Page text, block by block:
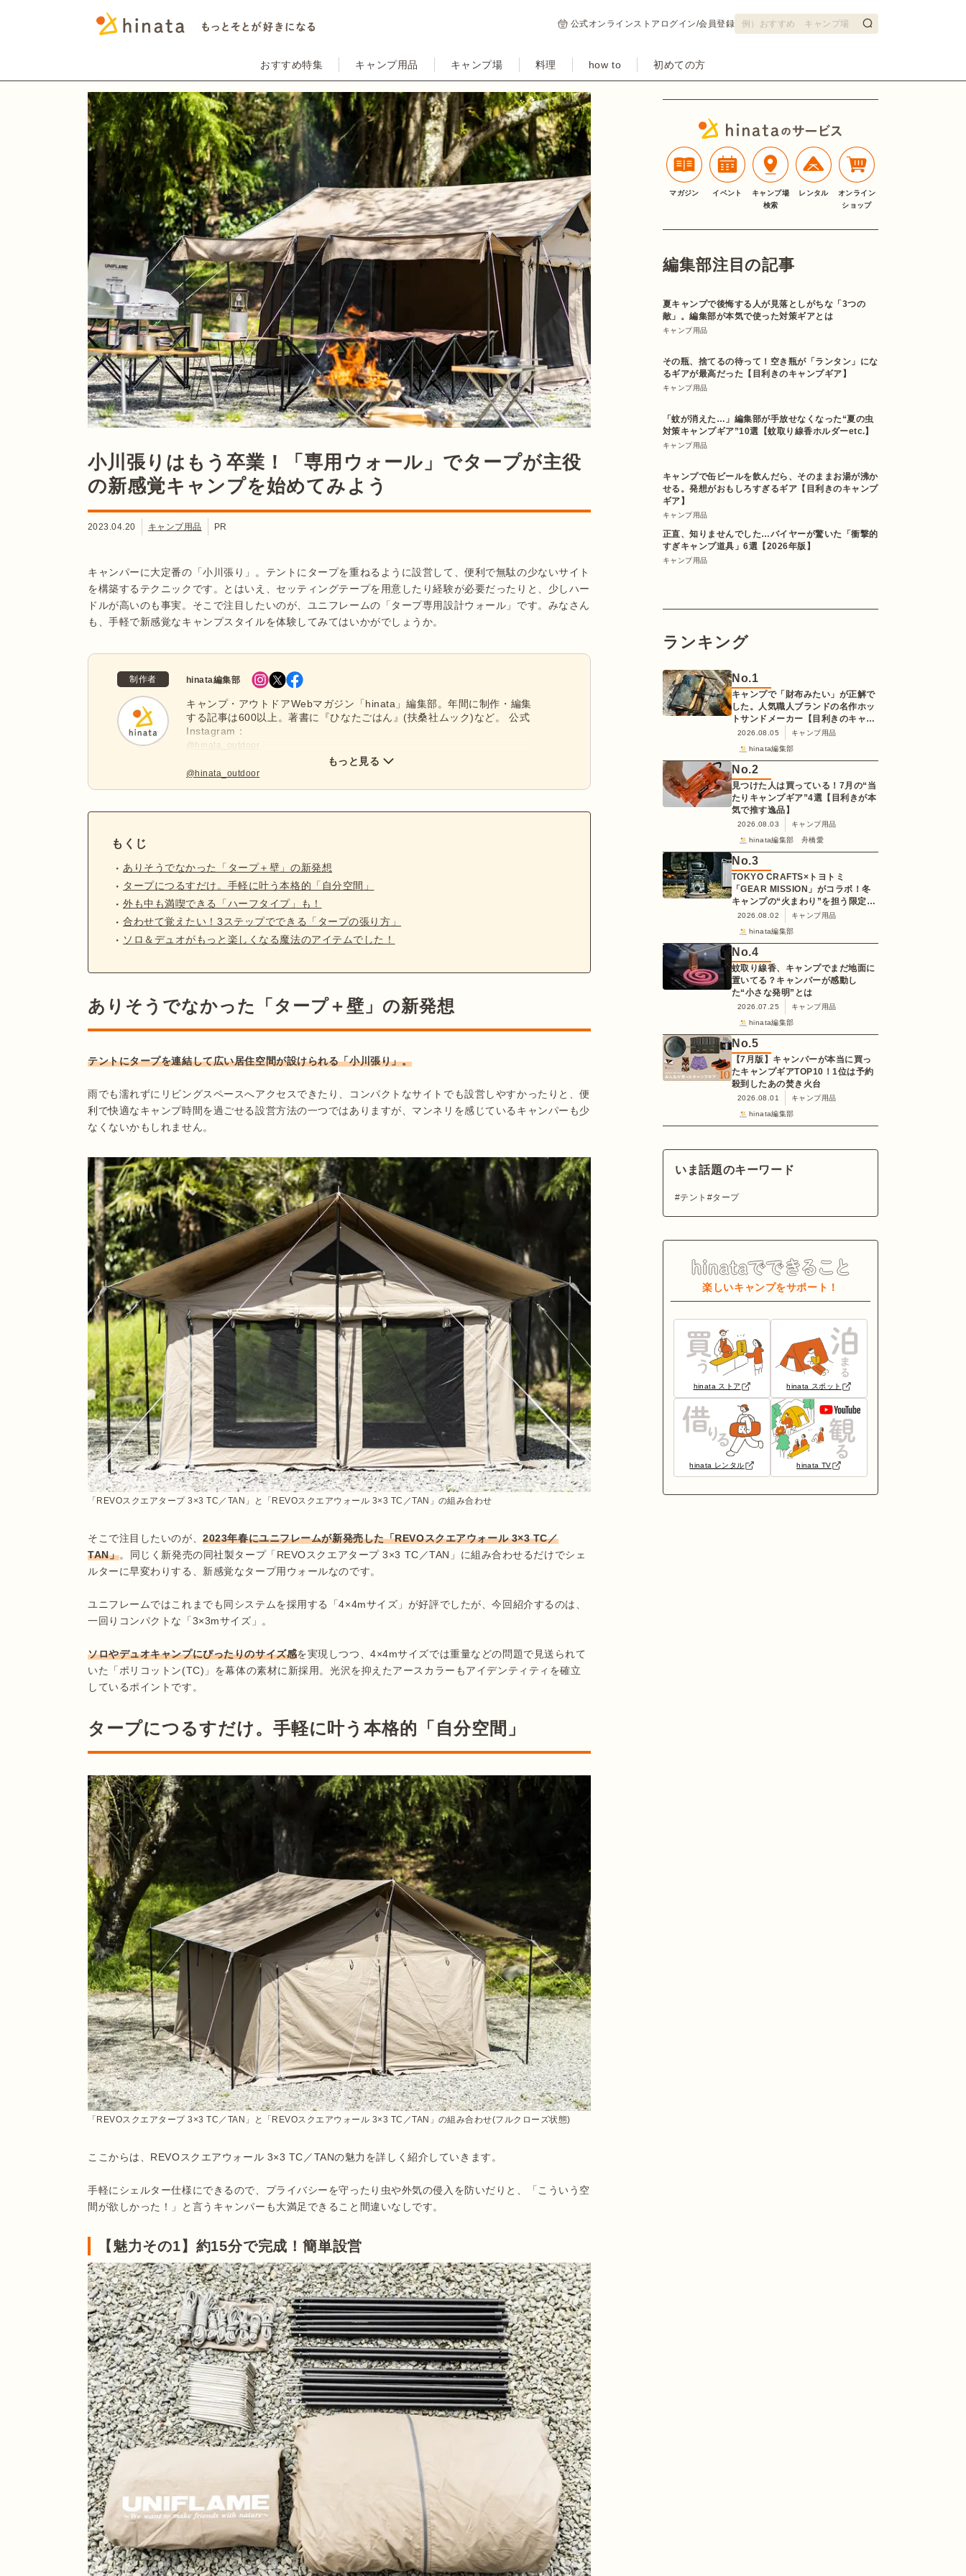
公式オンラインストア ログイン/会員登録
おすすめ特集 キャンプ用品 キャンプ場 料理 how to 初めての方
小川張りはもう卒業！「専用ウォール」でタープが主役
の新感覚キャンプを始めてみよう
2023.04.20 キャンプ用品 PR
キャンパーに大定番の「小川張り」。テントにタープを重ねるように設営して、便利で無駄の少ないサイト
を構築するテクニックです。とはいえ、セッティングテープを用意したり経験が必要だったりと、少しハー
ドルが高いのも事実。そこで注目したいのが、ユニフレームの「タープ専用設計ウォール」です。みなさん
も、手軽で新感覚なキャンプスタイルを体験してみてはいかがでしょうか。
制作者 hinata編集部
キャンプ・アウトドアWebマガジン「hinata」編集部。年間に制作・編集
する記事は600以上。著書に『ひなたごはん』(扶桑社ムック)など。 公式
Instagram：
@hinata_outdoor
@hinata_outdoor
もっと見る
もくじ
ありそうでなかった「タープ＋壁」の新発想
タープにつるすだけ。手軽に叶う本格的「自分空間」
外も中も満喫できる「ハーフタイプ」も！
合わせて覚えたい！3ステップでできる「タープの張り方」
ソロ＆デュオがもっと楽しくなる魔法のアイテムでした！
ありそうでなかった「タープ＋壁」の新発想
テントにタープを連結して広い居住空間が設けられる「小川張り」。
雨でも濡れずにリビングスペースへアクセスできたり、コンパクトなサイトでも設営しやすかったりと、便
利で快適なキャンプ時間を過ごせる設営方法の一つではありますが、マンネリを感じているキャンパーも少
「REVOスクエアタープ 3×3 TC／TAN」と「REVOスクエアウォール 3×3 TC／TAN」の組み合わせ
そこで注目したいのが、2023年春にユニフレームが新発売した「REVOスクエアウォール 3×3 TC／
TAN」。同じく新発売の同社製タープ「REVOスクエアタープ 3×3 TC／TAN」に組み合わせるだけでシェ
ルターに早変わりする、新感覚なタープ用ウォールなのです。
ユニフレームではこれまでも同システムを採用する「4×4mサイズ」が好評でしたが、今回紹介するのは、
一回りコンパクトな「3×3mサイズ」。
ソロやデュオキャンプにぴったりのサイズ感を実現しつつ、4×4mサイズでは重量などの問題で見送られて
いた「ポリコットン(TC)」を幕体の素材に新採用。光沢を抑えたアースカラーもアイデンティティを確立
タープにつるすだけ。手軽に叶う本格的「自分空間」
「REVOスクエアタープ 3×3 TC／TAN」と「REVOスクエアウォール 3×3 TC／TAN」の組み合わせ(フルクローズ状態)
ここからは、REVOスクエアウォール 3×3 TC／TANの魅力を詳しく紹介していきます。
手軽にシェルター仕様にできるので、プライバシーを守ったり虫や外気の侵入を防いだりと、「こういう空
間が欲しかった！」と言うキャンパーも大満足できること間違いなしです。
【魅力その1】約15分で完成！簡単設営
マガジン イベント
キャンプ場
検索
レンタル
オンライン
ショップ
編集部注目の記事
夏キャンプで後悔する人が見落としがちな「3つの
敵」。編集部が本気で使った対策ギアとは
キャンプ用品
その瓶、捨てるの待って！空き瓶が「ランタン」にな
るギアが最高だった【目利きのキャンプギア】
キャンプ用品
「蚊が消えた…」編集部が手放せなくなった“夏の虫
対策キャンプギア”10選【蚊取り線香ホルダーetc.】
キャンプ用品
キャンプで缶ビールを飲んだら、そのままお湯が沸か
せる。発想がおもしろすぎるギア【目利きのキャンプ
ギア】
キャンプ用品
正直、知りませんでした…バイヤーが驚いた「衝撃的
すぎキャンプ道具」6選【2026年版】
キャンプ用品
ランキング
No.1
キャンプで「財布みたい」が正解で
した。人気職人ブランドの名作ホッ
トサンドメーカー【目利きのキャン
プギア】
2026.08.05
キャンプ用品
hinata編集部
No.2
見つけた人は買っている！7月の“当
たりキャンプギア”4選【目利きが本
気で推す逸品】
2026.08.03
キャンプ用品
hinata編集部 舟橋愛
No.3
TOKYO CRAFTS×トヨトミ
「GEAR MISSION」がコラボ！冬
キャンプの“火まわり”を担う限定
K3クッキングストーブが登場
2026.08.02
キャンプ用品
hinata編集部
No.4
蚊取り線香、キャンプでまだ地面に
置いてる？キャンパーが感動し
た“小さな発明”とは
2026.07.25
キャンプ用品
hinata編集部
No.5
【7月版】キャンパーが本当に買っ
たキャンプギアTOP10！1位は予約
殺到したあの焚き火台
2026.08.01
キャンプ用品
hinata編集部
いま話題のキーワード
テント タープ
楽しいキャンプをサポート！
hinata ストア hinata スポット
hinata レンタル hinata TV